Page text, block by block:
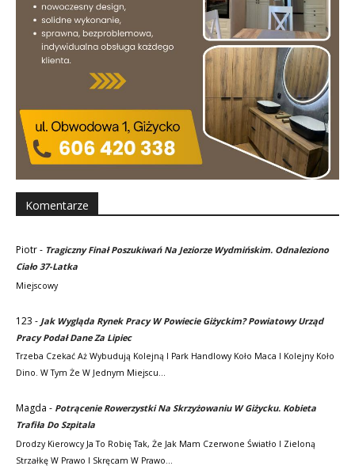
Komentarze
Piotr- Tragiczny Finał Poszukiwań Na Jeziorze Wydmińskim. Odnaleziono
Ciało 37-Latka
Miejscowy
123 - Jak Wygląda Rynek Pracy W Powiecie Giżyckim? Powiatowy Urząd
Pracy Podał Dane Za Lipiec
Trzeba Czekać Aż Wybudują Kolejną I Park Handlowy Koło Maca I Kolejny Koło
Dino. W Tym Że W Jednym Miejscu…
Magda - Potrącenie Rowerzystki Na Skrzyżowaniu W Giżycku. Kobieta
Trafiła Do Szpitala
Drodzy Kierowcy Ja To Robię Tak, Że Jak Mam Czerwone Światło I Zieloną
Strzałkę W Prawo I Skręcam W Prawo…